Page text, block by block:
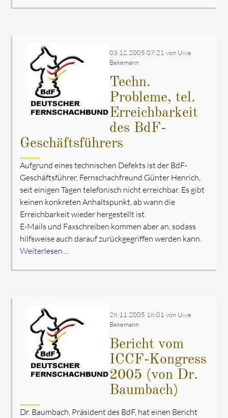
03.12.2005 07:21 von Uwe
Bekemann
Techn.
Probleme, tel.
Erreichbarkeit
des BdF-
Geschäftsführers
Aufgrund eines technischen Defekts ist der BdF-
Geschäftsführer, Fernschachfreund Günter Henrich,
seit einigen Tagen telefonisch nicht erreichbar. Es gibt
keinen konkreten Anhaltspunkt, ab wann die
Erreichbarkeit wieder hergestellt ist.
E-Mails und Faxschreiben kommen aber an, sodass
hilfsweise auch darauf zurückgegriffen werden kann.
Weiterlesen ...
28.11.2005 18:01 von Uwe
Bekemann
Bericht vom
ICCF-Kongress
2005 (von Dr.
Baumbach)
Dr. Baumbach, Präsident des BdF, hat einen Bericht